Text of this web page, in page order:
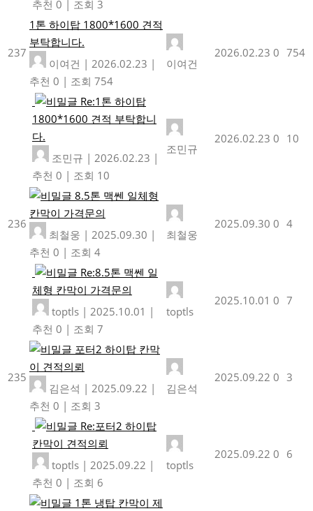
추천 0 | 조회 3
237
1톤 하이탑 1800*1600 견적
부탁합니다.
이여건 | 2026.02.23 |
추천 0 | 조회 754
이여건
2026.02.23 0 754
Re:1톤 하이탑
1800*1600 견적 부탁합니
다.
조민규 | 2026.02.23 |
추천 0 | 조회 10
조민규
2026.02.23 0 10
236
8.5톤 맥쎈 일체형
칸막이 가격문의
최철웅 | 2025.09.30 |
추천 0 | 조회 4
최철웅
2025.09.30 0 4
Re:8.5톤 맥쎈 일
체형 칸막이 가격문의
toptls | 2025.10.01 |
추천 0 | 조회 7
toptls
2025.10.01 0 7
235
포터2 하이탑 칸막
이 견적의뢰
김은석 | 2025.09.22 |
추천 0 | 조회 3
김은석
2025.09.22 0 3
Re:포터2 하이탑
칸막이 견적의뢰
toptls | 2025.09.22 |
추천 0 | 조회 6
toptls
2025.09.22 0 6
1톤 냉탑 칸막이 제